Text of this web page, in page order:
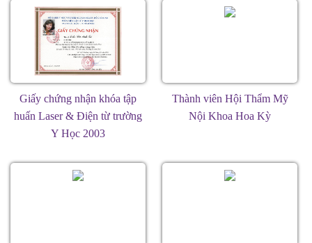
Giấy chứng nhận khóa tập
huấn Laser & Điện từ trường
Y Học 2003
Thành viên Hội Thẩm Mỹ
Nội Khoa Hoa Kỳ